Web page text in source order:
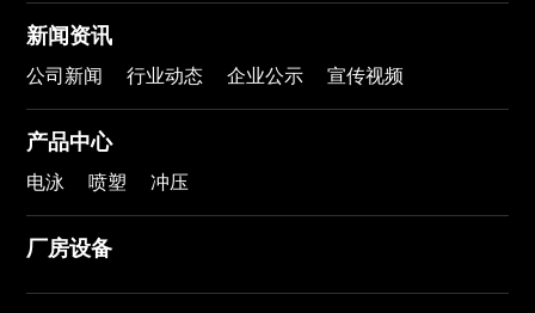
新闻资讯
公司新闻 行业动态 企业公示 宣传视频
产品中心
电泳 喷塑 冲压
厂房设备